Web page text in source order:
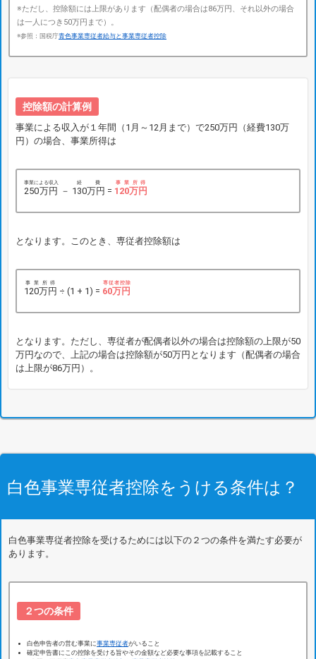
※ただし、控除額には上限があります（配偶者の場合は86万円、それ以外の場合
は一人につき50万円まで）。
※参照：国税庁青色事業専従者給与と事業専従者控除
控除額の計算例
事業による収入が１年間（1月～12月まで）で250万円（経費130万
円）の場合、事業所得は
250万円
事業による収入
－ 130万円
経費
= 120万円
事業所得
となります。このとき、専従者控除額は
120万円
事業所得
÷ (1 + 1) = 60万円
専従者控除
となります。ただし、専従者が配偶者以外の場合は控除額の上限が50
万円なので、上記の場合は控除額が50万円となります（配偶者の場合
は上限が86万円）。
白色事業専従者控除をうける条件は？
白色事業専従者控除を受けるためには以下の２つの条件を満たす必要が
あります。
２つの条件
白色申告者の営む事業に事業専従者がいること
確定申告書にこの控除を受ける旨やその金額など必要な事項を記載すること